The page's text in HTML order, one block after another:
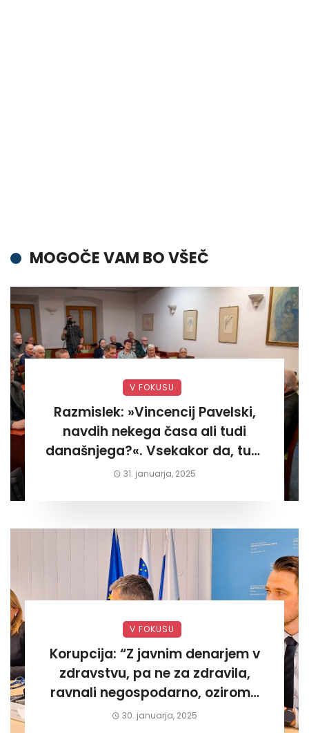
MOGOČE VAM BO VŠEČ
V FOKUSU
Razmislek: »Vincencij Pavelski,
navdih nekega časa ali tudi
današnjega?«. Vsekakor da, tudi
današnjega«
31. januarja, 2025
V FOKUSU
Korupcija: “Z javnim denarjem v
zdravstvu, pa ne za zdravila,
ravnali negospodarno, oziroma
za lastni žep. Tokrat na Žalskem«
30. januarja, 2025